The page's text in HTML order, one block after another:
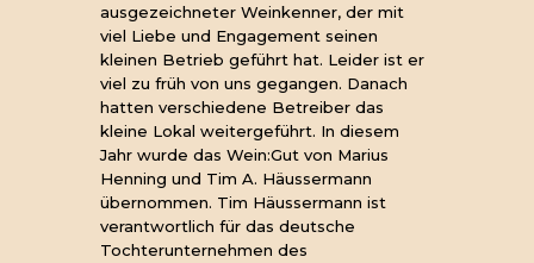
ausgezeichneter Weinkenner, der mit
viel Liebe und Engagement seinen
kleinen Betrieb geführt hat. Leider ist er
viel zu früh von uns gegangen. Danach
hatten verschiedene Betreiber das
kleine Lokal weitergeführt. In diesem
Jahr wurde das Wein:Gut von Marius
Henning und Tim A. Häussermann
übernommen. Tim Häussermann ist
verantwortlich für das deutsche
Tochterunternehmen des